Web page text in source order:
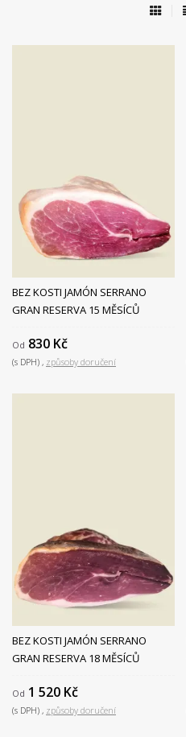
BEZ KOSTI JAMÓN SERRANO
GRAN RESERVA 15 MĚSÍCŮ
Od 830 Kč
(s DPH) způsoby doručení
BEZ KOSTI JAMÓN SERRANO
GRAN RESERVA 18 MĚSÍCŮ
Od 1 520 Kč
(s DPH) způsoby doručení